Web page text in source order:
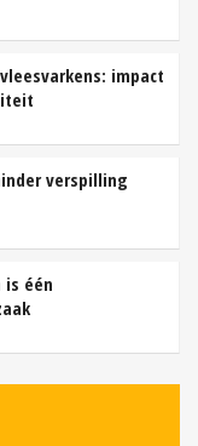
impact
verspilling
is één